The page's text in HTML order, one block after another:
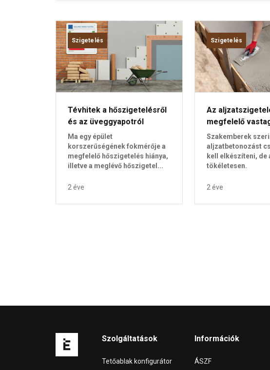
Szigetelés
Tévhitek a hőszigetelésről
és az üveggyapotról
Ma egy épület
korszerűségének fokmérője a
megfelelő hőszigetelés hiánya,
illetve a meglévő hőszigetel...
2 éve
Szigetelés
Az
megfelelő
Szakemberek
aljzatbetonozást
kell elkészíteni, de
tökéletesen.
2 éve
Szolgáltatások
Tetőablak konfigurátor
Információk
ÁSZF